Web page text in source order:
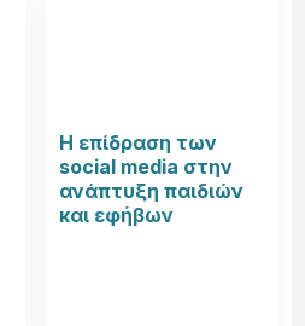
Η επίδραση των
social media στην
ανάπτυξη παιδιών
και εφήβων